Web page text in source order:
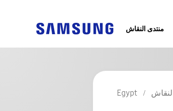
منتدى النقاش
Egypt